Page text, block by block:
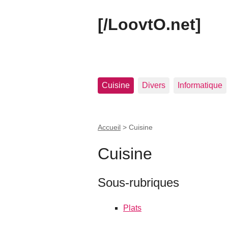
[/LoovtO.net]
Cuisine Divers Informatique
Accueil > Cuisine
Cuisine
Sous-rubriques
Plats